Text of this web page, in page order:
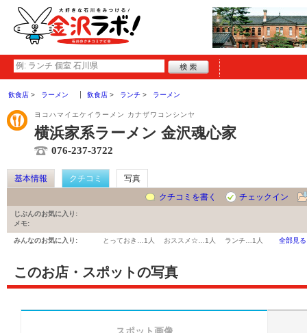
飲食店 ラーメン 飲食店 ランチ ラーメン
ヨコハマイエケイラーメン カナザワコンシンヤ
横浜家系ラーメン 金沢魂心家
076-237-3722
基本情報 クチコミ
写真
クチコミを書く
チェックイン
じぶんのお気に入り:
メモ:
みんなのお気に入り: とっておき… 1人 おススメ☆… 1人 ランチ… 1人 全部見る
このお店・スポットの写真